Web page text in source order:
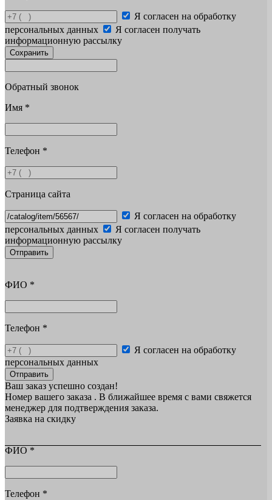
Я согласен на обработку
персональных данных
Я согласен получать
информационную рассылку
Сохранить
Обратный звонок
Имя *
Телефон *
Страница сайта
Я согласен на обработку
персональных данных
Я согласен получать
информационную рассылку
Отправить
ФИО *
Телефон *
Я согласен на обработку
персональных данных
Отправить
Ваш заказ успешно создан!
Номер вашего заказа . В ближайшее время с вами свяжется
менеджер для подтверждения заказа.
Заявка на скидку
ФИО *
Телефон *